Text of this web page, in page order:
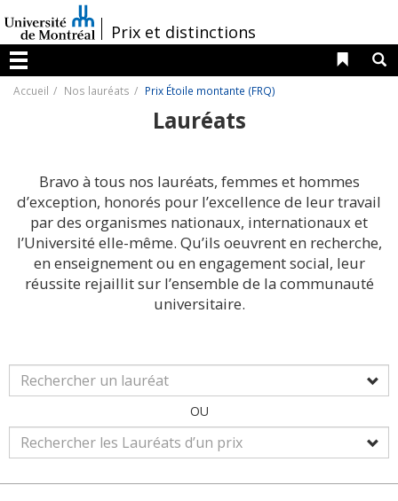
au
contenu
/Prix et distinctions
Menu
Liens
Accueil Nos lauréats Prix Étoile montante (FRQ)
Lauréats
Bravo à tous nos lauréats, femmes et hommes
d’exception, honorés pour l’excellence de leur travail
par des organismes nationaux, internationaux et
l’Université elle-même. Qu’ils oeuvrent en recherche,
en enseignement ou en engagement social, leur
réussite rejaillit sur l’ensemble de la communauté
universitaire.
OU